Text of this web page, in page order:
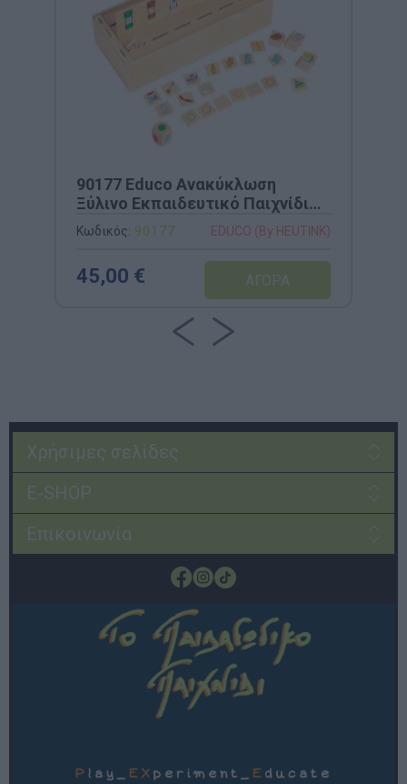
90177 Educo Ανακύκλωση
Ξύλινο Εκπαιδευτικό Παιχνίδι
Περιβάλλοντος
Κωδικός: 90177 EDUCO (By HEUTINK)
45,00 €
Χρήσιμες σελίδες
E-SHOP
Επικοινωνία